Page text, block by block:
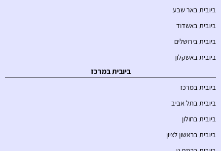
ביובית באר שבע
ביובית באשדוד
ביובית בירושלים
ביובית באשקלון
ביובית במרכז
ביובית במרכז
ביובית בתל אביב
ביובית בחולון
ביובית בראשון לציון